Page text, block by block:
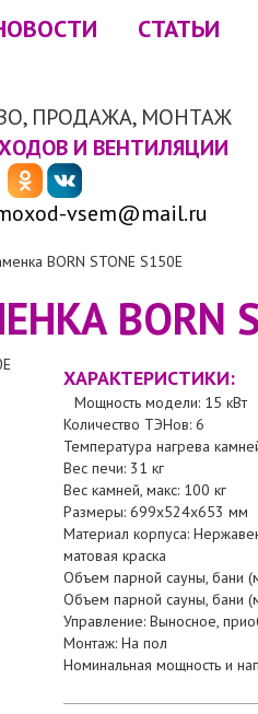
СТАТЬИ
ПРОДАЖА, МОНТАЖ
И ВЕНТИЛЯЦИИ
vsem@mail.ru
BORN STONE S150E
BORN
ХАРАКТЕРИСТИКИ:
Мощность модели: 15 кВт
Количество ТЭНов: 6
Температура нагрева
Вес печи: 31 кг
Вес камней, макс: 100 кг
Размеры: 699х524х653 мм
Материал корпуса:
матовая краска
Объем парной сауны, бани
Объем парной сауны, бани
Управление: Выносное,
Монтаж: На пол
Номинальная мощность и